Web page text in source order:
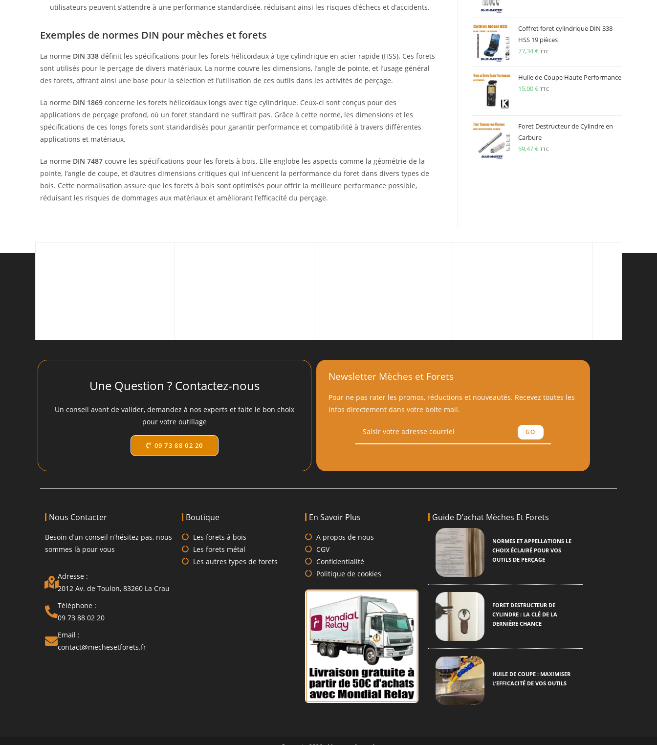
utilisateurs peuvent s’attendre à une performance standardisée, réduisant ainsi les risques d’échecs et d’accidents.
Exemples de normes DIN pour mèches et forets
La norme DIN 338 définit les spécifications pour les forets hélicoïdaux à tige cylindrique en acier rapide (HSS). Ces forets
sont utilisés pour le perçage de divers matériaux. La norme couvre les dimensions, l’angle de pointe, et l’usage général
des forets, offrant ainsi une base pour la sélection et l’utilisation de ces outils dans les activités de perçage.
La norme DIN 1869 concerne les forets hélicoïdaux longs avec tige cylindrique. Ceux-ci sont conçus pour des
applications de perçage profond, où un foret standard ne suffirait pas. Grâce à cette norme, les dimensions et les
spécifications de ces longs forets sont standardisés pour garantir performance et compatibilité à travers différentes
applications et matériaux.
La norme DIN 7487 couvre les spécifications pour les forets à bois. Elle englobe les aspects comme la géométrie de la
pointe, l’angle de coupe, et d’autres dimensions critiques qui influencent la performance du foret dans divers types de
bois. Cette normalisation assure que les forets à bois sont optimisés pour offrir la meilleure performance possible,
réduisant les risques de dommages aux matériaux et améliorant l’efficacité du perçage.
Coffret foret cylindrique DIN 338
HSS 19 pièces
77,34€ TTC
Huile de Coupe Haute Performance
15,00€ TTC
Foret Destructeur de Cylindre en
Carbure
59,47€ TTC
Une Question ? Contactez-nous
Un conseil avant de valider, demandez à nos experts et faite le bon choix
pour votre outillage
09 73 88 02 20
Newsletter Mèches et Forets
Pour ne pas rater les promos, réductions et nouveautés. Recevez toutes les
infos directement dans votre boite mail.
GO
Nous Contacter
Besoin d’un conseil n’hésitez pas, nous
sommes là pour vous
Adresse :
2012 Av. de Toulon, 83260 La Crau
Téléphone :
09 73 88 02 20
Email :
contact@mechesetforets.fr
Boutique
Les forets à bois
Les forets métal
Les autres types de forets
En Savoir Plus
A propos de nous
CGV
Confidentialité
Politique de cookies
Guide D’achat Mèches Et Forets
NORMES ET APPELLATIONS LE
CHOIX ÉCLAIRÉ POUR VOS
OUTILS DE PERÇAGE
FORET DESTRUCTEUR DE
CYLINDRE : LA CLÉ DE LA
DERNIÈRE CHANCE
HUILE DE COUPE : MAXIMISER
L’EFFICACITÉ DE VOS OUTILS